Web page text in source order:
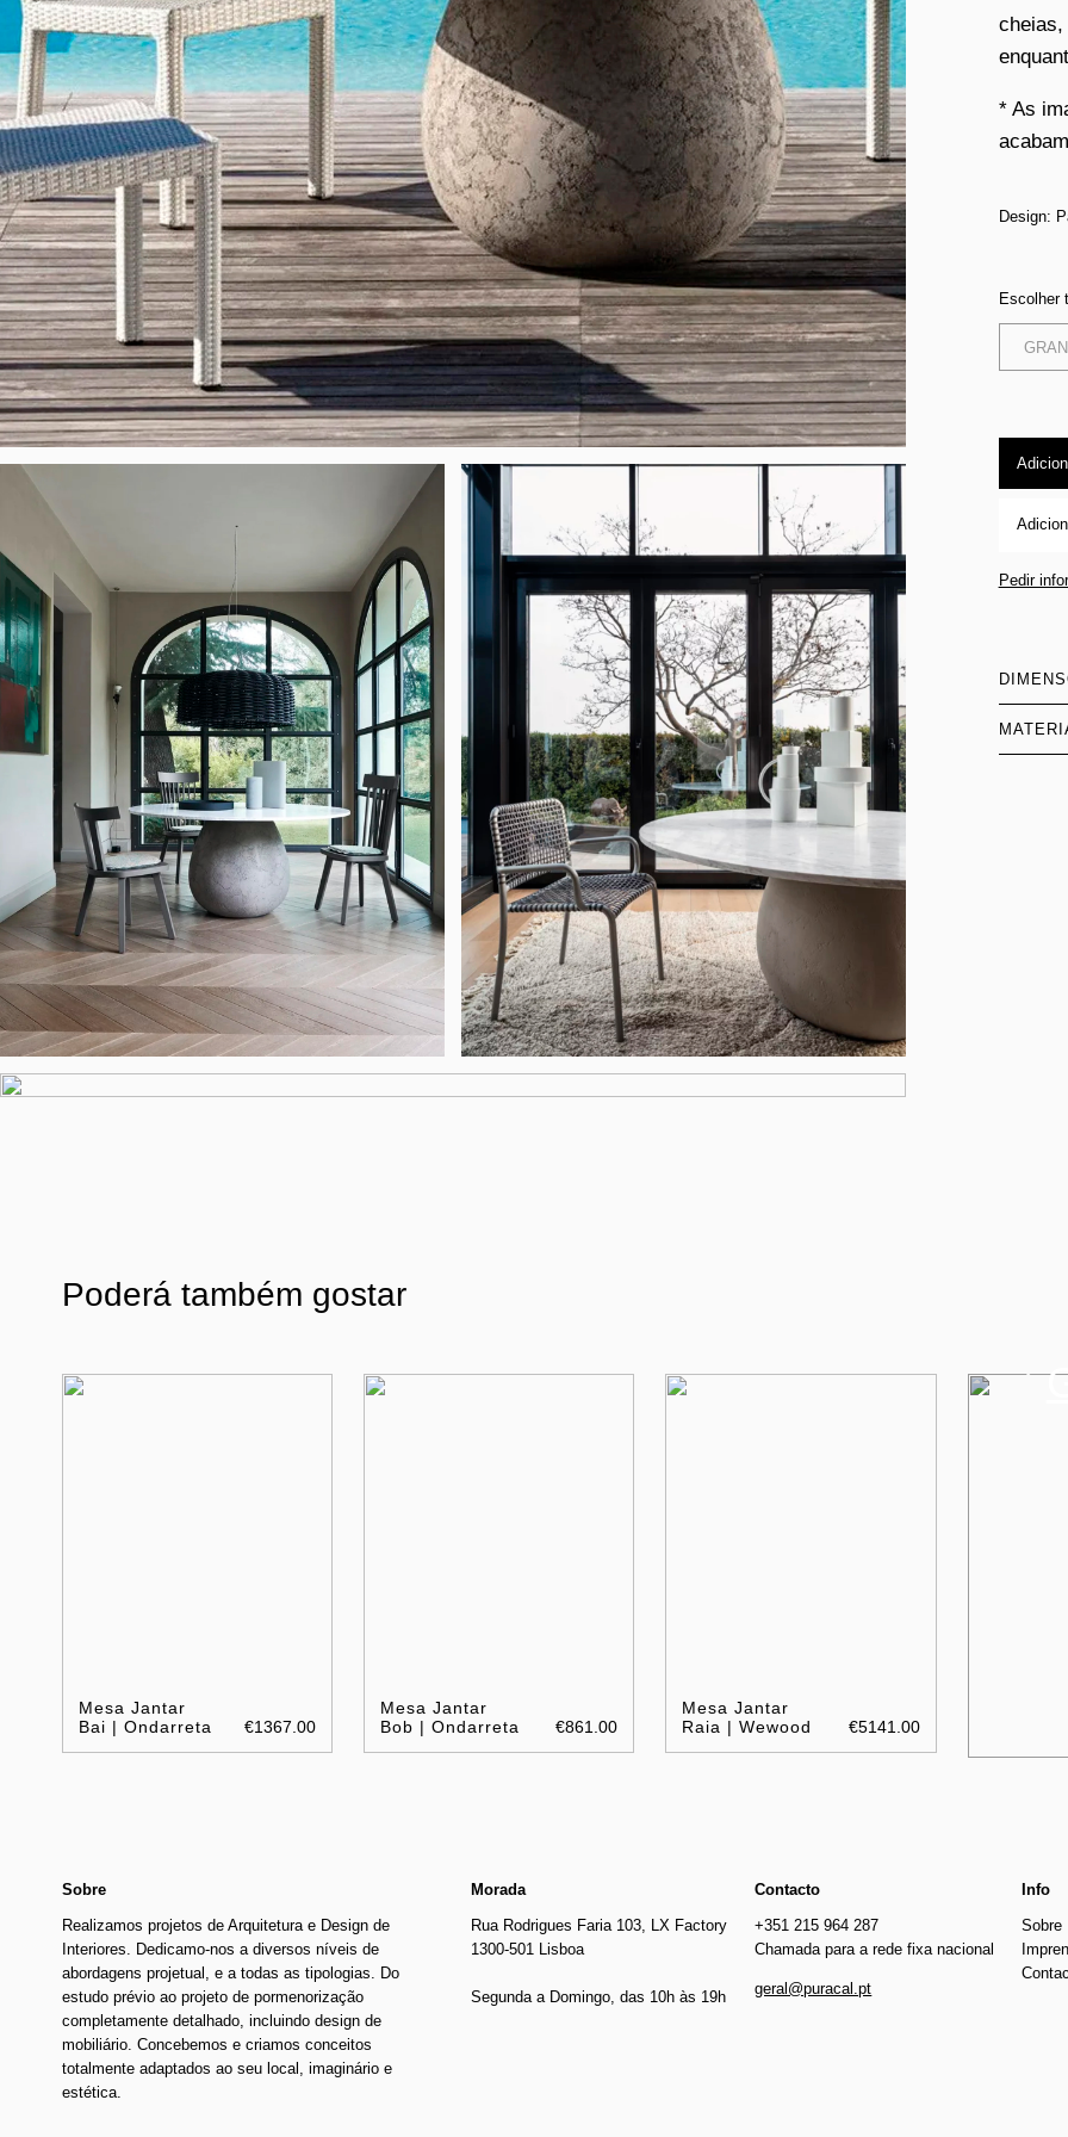
cheias,
* As
Design:
Escolher
Pedir
Poderá também gostar
Mesa Jantar
Bai | Ondarreta
€1367.00
Mesa Jantar
Bob | Ondarreta
€861.00
Mesa Jantar
Raia | Wewood
€5141.00
Sobre
Realizamos projetos de Arquitetura e Design de
Interiores. Dedicamo-nos a diversos níveis de
abordagens projetual, e a todas as tipologias. Do
estudo prévio ao projeto de pormenorização
completamente detalhado, incluindo design de
mobiliário. Concebemos e criamos conceitos
totalmente adaptados ao seu local, imaginário e
estética.
Morada
Rua Rodrigues Faria 103, LX Factory
1300-501 Lisboa
Segunda a Domingo, das 10h às 19h
Contacto
+351 215 964 287
Chamada para a rede fixa nacional
geral@puracal.pt
Info
Sobre